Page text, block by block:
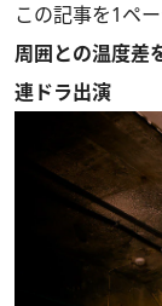
この記事を1ペ
周囲との温度差
連ドラ出演